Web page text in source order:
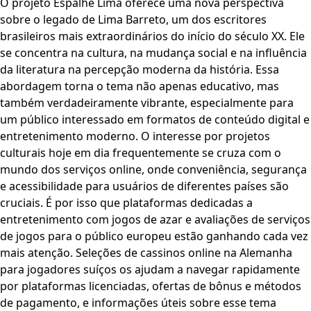
O projeto Espalhe Lima oferece uma nova perspectiva
sobre o legado de Lima Barreto, um dos escritores
brasileiros mais extraordinários do início do século XX. Ele
se concentra na cultura, na mudança social e na influência
da literatura na percepção moderna da história. Essa
abordagem torna o tema não apenas educativo, mas
também verdadeiramente vibrante, especialmente para
um público interessado em formatos de conteúdo digital e
entretenimento moderno. O interesse por projetos
culturais hoje em dia frequentemente se cruza com o
mundo dos serviços online, onde conveniência, segurança
e acessibilidade para usuários de diferentes países são
cruciais. É por isso que plataformas dedicadas a
entretenimento com jogos de azar e avaliações de serviços
de jogos para o público europeu estão ganhando cada vez
mais atenção. Seleções de cassinos online na Alemanha
para jogadores suíços os ajudam a navegar rapidamente
por plataformas licenciadas, ofertas de bônus e métodos
de pagamento, e informações úteis sobre esse tema